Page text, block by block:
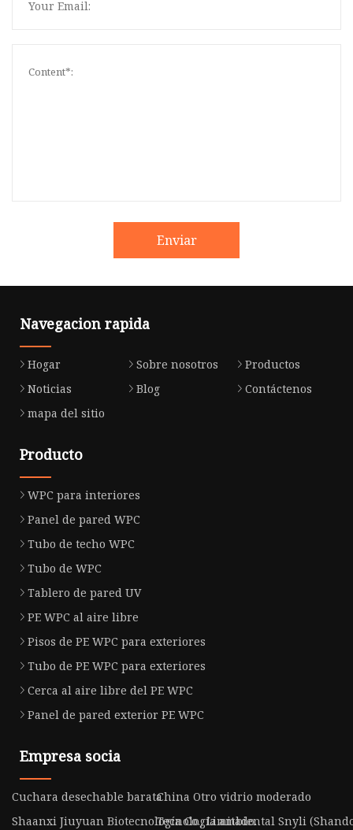
Enviar
Navegacion rapida
Hogar Sobre nosotros
Productos
Noticias
Blog
Contáctenos
mapa del sitio
Producto
WPC para interiores
Panel de pared WPC
Tubo de techo WPC
Tubo de WPC
Tablero de pared UV
PE WPC al aire libre
Pisos de PE WPC para exteriores
Tubo de PE WPC para exteriores
Cerca al aire libre del PE WPC
Panel de pared exterior PE WPC
Empresa socia
Cuchara desechable barataChina Otro vidrio moderado
Shaanxi Jiuyuan Biotecnología Co., Limitado.
Tecnología ambiental Snyli